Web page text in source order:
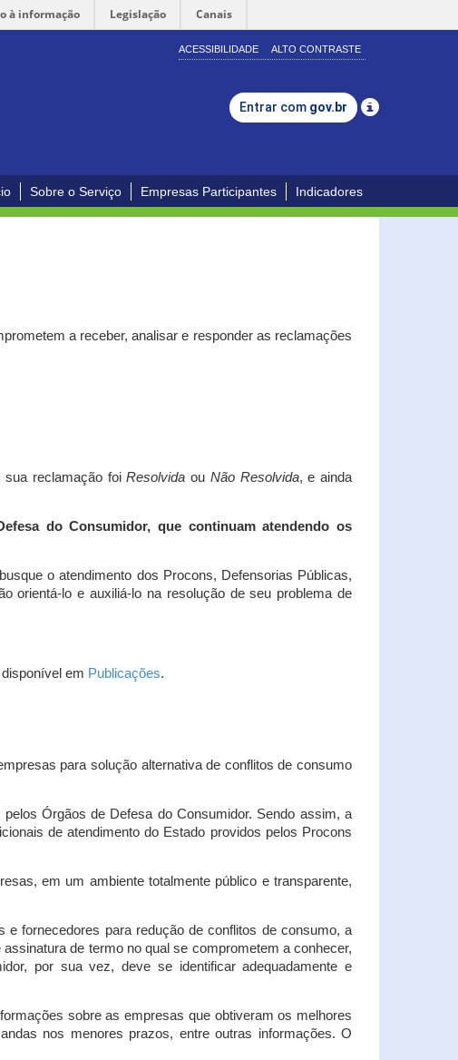
à informação Legislação Canais
ACESSIBILIDADE ALTO CONTRASTE
Entrar com gov.br
Sobre o Serviço Empresas Participantes Indicadores
a receber, analisar e responder as reclamações
sua reclamação foiResolvida ou Não Resolvida, e ainda
do Consumidor, que continuam atendendo os
o atendimento dos Procons, Defensorias Públicas,
orientá-lo e auxiliá-lo na resolução de seu problema de
em Publicações.
para solução alternativa de conflitos de consumo
Órgãos de Defesa do Consumidor. Sendo assim, a
de atendimento do Estado providos pelos Procons
em um ambiente totalmente público e transparente,
fornecedores para redução de conflitos de consumo, a
de termo no qual se comprometem a conhecer,
por sua vez, deve se identificar adequadamente e
sobre as empresas que obtiveram os melhores
nos menores prazos, entre outras informações. O